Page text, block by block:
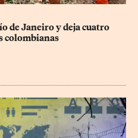
de Janeiro y deja cuatro
colombianas